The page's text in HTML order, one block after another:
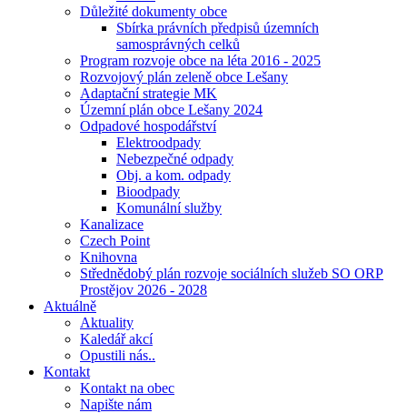
Důležité dokumenty obce
Sbírka právních předpisů územních
samosprávných celků
Program rozvoje obce na léta 2016 - 2025
Rozvojový plán zeleně obce Lešany
Adaptační strategie MK
Územní plán obce Lešany 2024
Odpadové hospodářství
Elektroodpady
Nebezpečné odpady
Obj. a kom. odpady
Bioodpady
Komunální služby
Kanalizace
Czech Point
Knihovna
Střednědobý plán rozvoje sociálních služeb SO ORP
Prostějov 2026 - 2028
Aktuálně
Aktuality
Kaledář akcí
Opustili nás..
Kontakt
Kontakt na obec
Napište nám